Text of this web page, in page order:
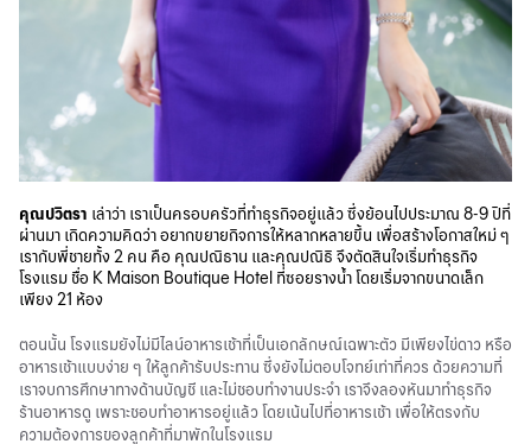
คุณปวิตรา เล่าว่า เราเป็นครอบครัวที่ทำธุรกิจอยู่แล้ว ซึ่งย้อนไปประมาณ 8-9 ปีที่
ผ่านมา เกิดความคิดว่า อยากขยายกิจการให้หลากหลายขึ้น เพื่อสร้างโอกาสใหม่ ๆ
เรากับพี่ชายทั้ง 2 คน คือ คุณปณิธาน และคุณปณิธิ จึงตัดสินใจเริ่มทำธุรกิจ
โรงแรม ชื่อ K Maison Boutique Hotel ที่ซอยรางน้ำ โดยเริ่มจากขนาดเล็ก
เพียง 21 ห้อง
ตอนนั้น โรงแรมยังไม่มีไลน์อาหารเช้าที่เป็นเอกลักษณ์เฉพาะตัว มีเพียงไข่ดาว หรือ
อาหารเช้าแบบง่าย ๆ ให้ลูกค้ารับประทาน ซึ่งยังไม่ตอบโจทย์เท่าที่ควร ด้วยความที่
เราจบการศึกษาทางด้านบัญชี และไม่ชอบทำงานประจำ เราจึงลองหันมาทำธุรกิจ
ร้านอาหารดู เพราะชอบทำอาหารอยู่แล้ว โดยเน้นไปที่อาหารเช้า เพื่อให้ตรงกับ
ความต้องการของลูกค้าที่มาพักในโรงแรม